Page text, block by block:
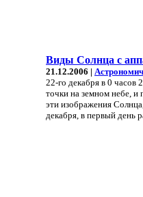
Виды Солнца с
21.12.2006 |
22-го декабря в 0
точки на земном небе, и
эти изображения
декабря, в первый день